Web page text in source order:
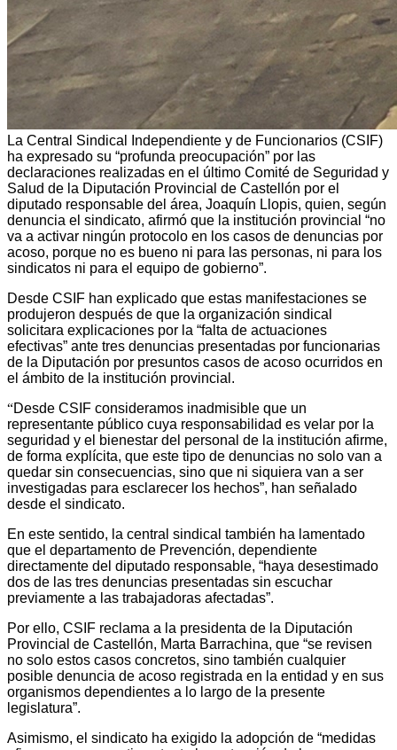
La Central Sindical Independiente y de Funcionarios (CSIF)
ha expresado su “profunda preocupación” por las
declaraciones realizadas en el último Comité de Seguridad y
Salud de la Diputación Provincial de Castellón por el
diputado responsable del área, Joaquín Llopis, quien, según
denuncia el sindicato, afirmó que la institución provincial “no
va a activar ningún protocolo en los casos de denuncias por
acoso, porque no es bueno ni para las personas, ni para los
sindicatos ni para el equipo de gobierno”.
Desde CSIF han explicado que estas manifestaciones se
produjeron después de que la organización sindical
solicitara explicaciones por la “falta de actuaciones
efectivas” ante tres denuncias presentadas por funcionarias
de la Diputación por presuntos casos de acoso ocurridos en
el ámbito de la institución provincial.
“Desde CSIF consideramos inadmisible que un
representante público cuya responsabilidad es velar por la
seguridad y el bienestar del personal de la institución afirme,
de forma explícita, que este tipo de denuncias no solo van a
quedar sin consecuencias, sino que ni siquiera van a ser
investigadas para esclarecer los hechos”, han señalado
desde el sindicato.
En este sentido, la central sindical también ha lamentado
que el departamento de Prevención, dependiente
directamente del diputado responsable, “haya desestimado
dos de las tres denuncias presentadas sin escuchar
previamente a las trabajadoras afectadas”.
Por ello, CSIF reclama a la presidenta de la Diputación
Provincial de Castellón, Marta Barrachina, que “se revisen
no solo estos casos concretos, sino también cualquier
posible denuncia de acoso registrada en la entidad y en sus
organismos dependientes a lo largo de la presente
legislatura”.
Asimismo, el sindicato ha exigido la adopción de “medidas